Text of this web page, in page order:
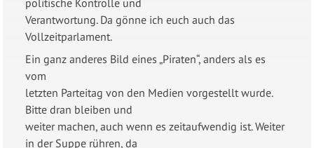
Verantwortung. Da gönne ich euch auch das
Vollzeitparlament.
Ein ganz anderes Bild eines „Piraten“, anders als es
vom
letzten Parteitag von den Medien vorgestellt wurde.
Bitte dran bleiben und
weiter machen, auch wenn es zeitaufwendig ist. Weiter
in der Suppe rühren, da